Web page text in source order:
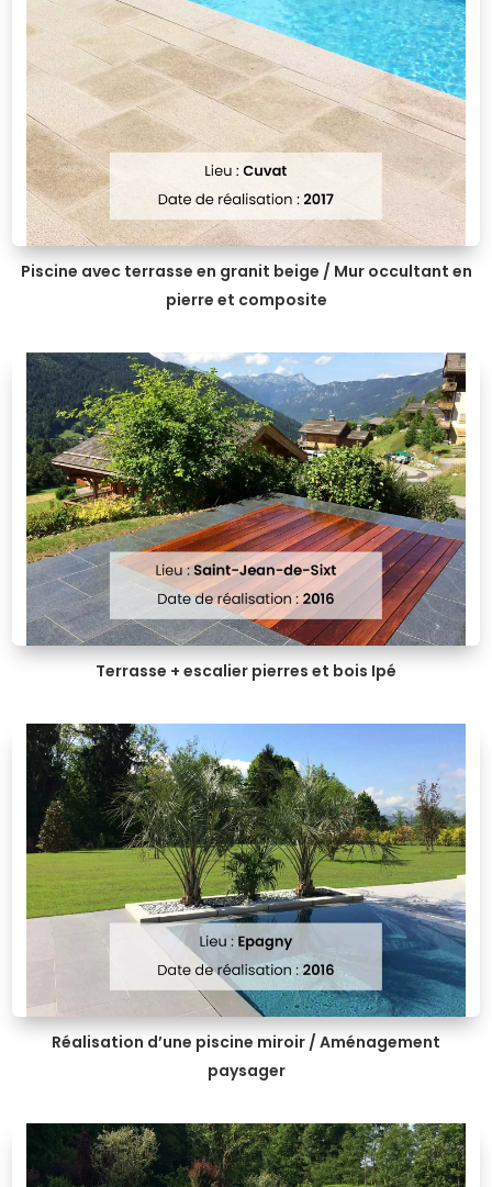
Piscine avec terrasse en granit beige / Mur occultant en
pierre et composite
Terrasse + escalier pierres et bois Ipé
Réalisation d’une piscine miroir / Aménagement
paysager